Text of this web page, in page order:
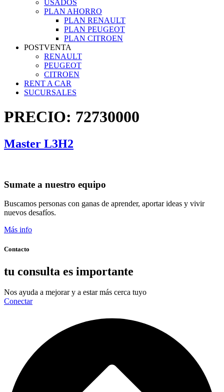
USADOS
PLAN AHORRO
PLAN RENAULT
PLAN PEUGEOT
PLAN CITROEN
POSTVENTA
RENAULT
PEUGEOT
CITROEN
RENT A CAR
SUCURSALES
PRECIO: 72730000
Master L3H2
Sumate a nuestro equipo
Buscamos personas con ganas de aprender, aportar ideas y vivir
nuevos desafíos.
Más info
Contacto
tu consulta es importante
Nos ayuda a mejorar y a estar más cerca tuyo
Conectar